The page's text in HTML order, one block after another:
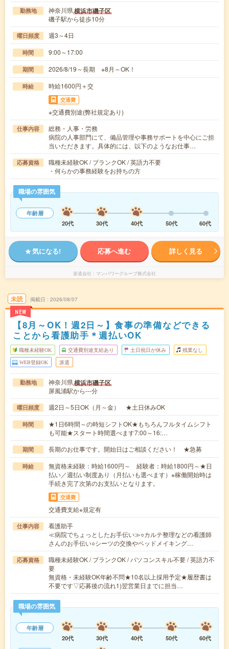
勤務地 神奈川県横浜市磯子区
磯子駅から徒歩10分
曜日頻度 週3～4日
時間 9:00～17:00
期間 2026/8/19～長期 ※8月～OK！
時給 時給1600円＋交
交通費
※交通費別途(弊社規定あり)
仕事内容
総務・人事・労務
病院の人事部門にて、備品管理や事務サポートを中心にご担
当いただきます。具体的には、以下のようなお仕事…
応募資格
職種未経験OK / ブランクOK / 英語力不要
・何らかの事務経験をお持ちの方
職場の雰囲気
年齢層
20代
30代 40代 50代 60代
気になる! 応募へ進む 詳しく見る
派遣会社 マンパワーグループ株式会社
未読
NEW
掲載日 2026/08/07
【8月～OK！週2日～】食事の準備などできる
ことから看護助手＊週払いOK
職種未経験OK 交通費別途支給あり 土日祝日が休み 残業なし
WEB登録OK 派遣
勤務地 神奈川県横浜市磯子区
屏風浦駅から---分
曜日頻度 週2日～5日OK（月～金） ★土日休みOK
時間
★1日6時間～の時短シフトOK★もちろんフルタイムシフト
も可能★スタート時間選べます7:00～16:…
期間 長期のお仕事です。開始日はご相談ください！ ★急募
時給
無資格未経験：時給1600円～ 経験者：時給1800円～★日
払い／週払い制度あり（月払いも選べます）※稼働開始時は
手続き完了次第のお支払いとなります。
交通費
交通費支給※規定有
仕事内容
看護助手
≪病院でちょっとしたお手伝い≫○カルテ整理などの看護師
さんのお手伝い○シーツの交換やベッドメイキング…
応募資格
職種未経験OK / ブランクOK / パソコンスキル不要 / 英語力不
要
無資格・未経験OK年齢不問★10名以上採用予定★履歴書は
不要です▽応募後の流れ1)翌営業日までに担当…
職場の雰囲気
年齢層
20代
30代 40代 50代
60代